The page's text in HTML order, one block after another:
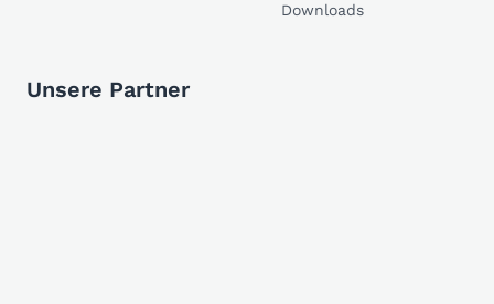
Downloads
Unsere Partner